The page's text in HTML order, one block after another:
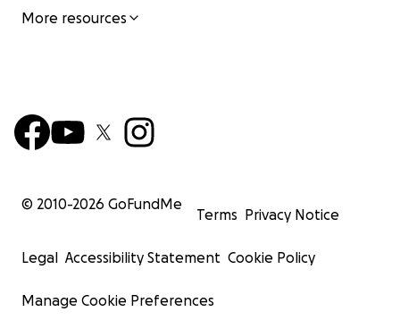
More resources
© 2010-2026 GoFundMe
Terms Privacy Notice
Legal Accessibility Statement Cookie Policy
Manage Cookie Preferences